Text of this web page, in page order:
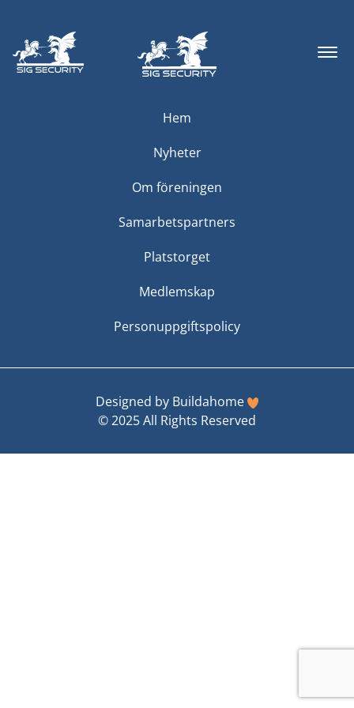
Hem
Nyheter
Om föreningen
Samarbetspartners
Platstorget
Medlemskap
Personuppgiftspolicy
© 2025 All Rights Reserved
Designed by Buildahome